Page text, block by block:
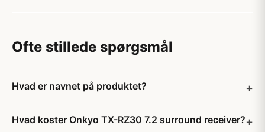
Ofte stillede spørgsmål
Hvad er navnet på produktet?
Hvad koster Onkyo TX-RZ30 7.2 surround receiver?